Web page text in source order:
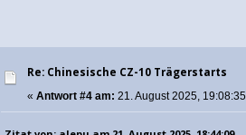
Re: Chinesische CZ-10 Trägerstarts
«Antwort #4 am: 21. August 2025,